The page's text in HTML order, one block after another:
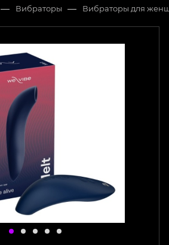
— Вибраторы — Вибраторы для